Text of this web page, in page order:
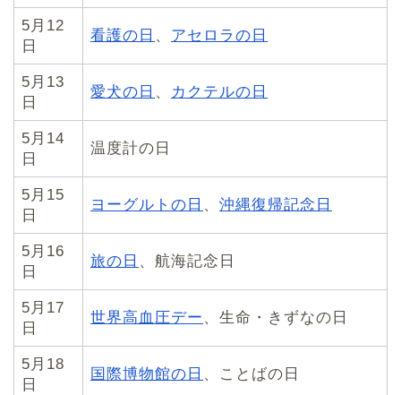
5月12
日
看護の日 、 アセロラの日
5月13
日
愛犬の日 、 カクテルの日
5月14
日
温度計の日
5月15
日
ヨーグルトの日 、 沖縄復帰記念日
5月16
日
旅の日 、航海記念日
5月17
日
世界高血圧デー 、生命・きずなの日
5月18
日
国際博物館の日 、ことばの日